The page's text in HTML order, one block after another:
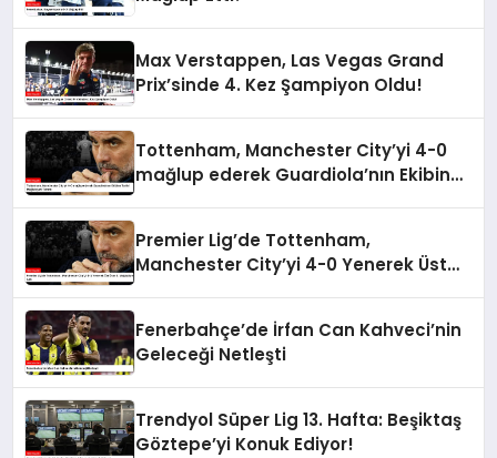
Max Verstappen, Las Vegas Grand
Prix’sinde 4. Kez Şampiyon Oldu!
Tottenham, Manchester City’yi 4-0
mağlup ederek Guardiola’nın Ekibine
Premier Lig’de Tottenham,
Manchester City’yi 4-0 Yenerek Üst
Fenerbahçe’de İrfan Can Kahveci’nin
Geleceği Netleşti
Trendyol Süper Lig 13. Hafta: Beşiktaş
Göztepe’yi Konuk Ediyor!